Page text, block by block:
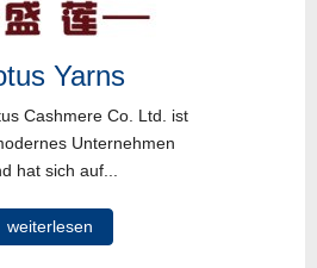
Yarns
Cashmere Co. Ltd. ist
Unternehmen
hat sich auf...
weiterlesen